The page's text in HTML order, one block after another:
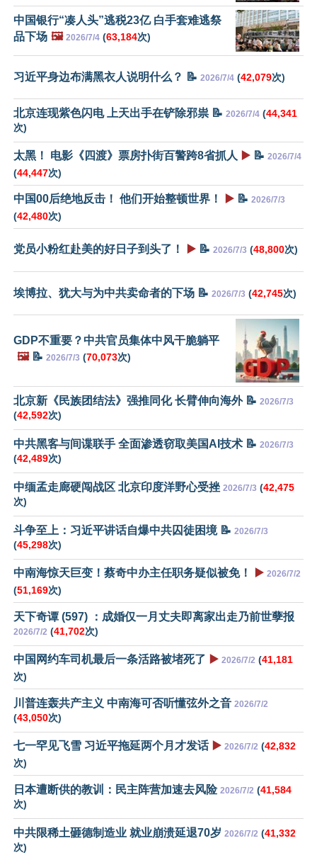
中国银行“凑人头”逃税23亿 白手套难逃祭
品下场 🖼️ 2026/7/4 (63,184次)
习近平身边布满黑衣人说明什么？ 📝 2026/7/4 (42,079次)
北京连现紫色闪电 上天出手在铲除邪祟 📝 2026/7/4 (44,341
次)
太黑！ 电影《四渡》票房扑街百警跨8省抓人 ▶️ 📝 2026/7/4
(44,447次)
中国00后绝地反击！ 他们开始整顿世界！ ▶️ 📝 2026/7/3
(42,480次)
党员小粉红赴美的好日子到头了！ ▶️ 📝 2026/7/3 (48,800次)
埃博拉、犹大与为中共卖命者的下场 📝 2026/7/3 (42,745次)
GDP不重要？中共官员集体中风干脆躺平
🖼️📝 2026/7/3 (70,073次)
北京新《民族团结法》强推同化 长臂伸向海外 📝 2026/7/3
(42,592次)
中共黑客与间谍联手 全面渗透窃取美国AI技术 📝 2026/7/3
(42,489次)
中缅孟走廊硬闯战区 北京印度洋野心受挫 2026/7/3 (42,475
次)
斗争至上：习近平讲话自爆中共囚徒困境 📝 2026/7/3
(45,298次)
中南海惊天巨变！蔡奇中办主任职务疑似被免！ ▶️ 2026/7/2
(51,169次)
天下奇谭 (597) ：成婚仅一月丈夫即离家出走乃前世孽报
2026/7/2 (41,702次)
中国网约车司机最后一条活路被堵死了 ▶️ 2026/7/2 (41,181
次)
川普连轰共产主义 中南海可否听懂弦外之音 2026/7/2
(43,050次)
七一罕见飞雪 习近平拖延两个月才发话 ▶️ 2026/7/2 (42,832
次)
日本遭断供的教训：民主阵营加速去风险 2026/7/2 (41,584
次)
中共限稀土砸德制造业 就业崩溃延退70岁 2026/7/2 (41,332
次)